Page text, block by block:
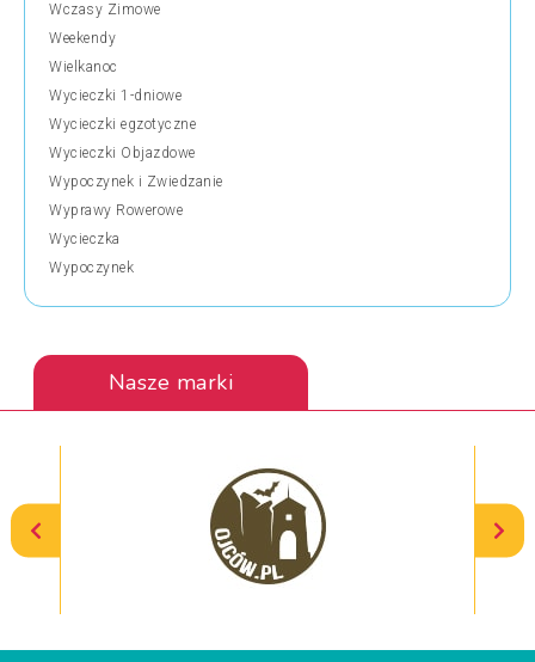
Wczasy Zimowe
Weekendy
Wielkanoc
Wycieczki 1-dniowe
Wycieczki egzotyczne
Wycieczki Objazdowe
Wypoczynek i Zwiedzanie
Wyprawy Rowerowe
Wycieczka
Wypoczynek
Nasze marki